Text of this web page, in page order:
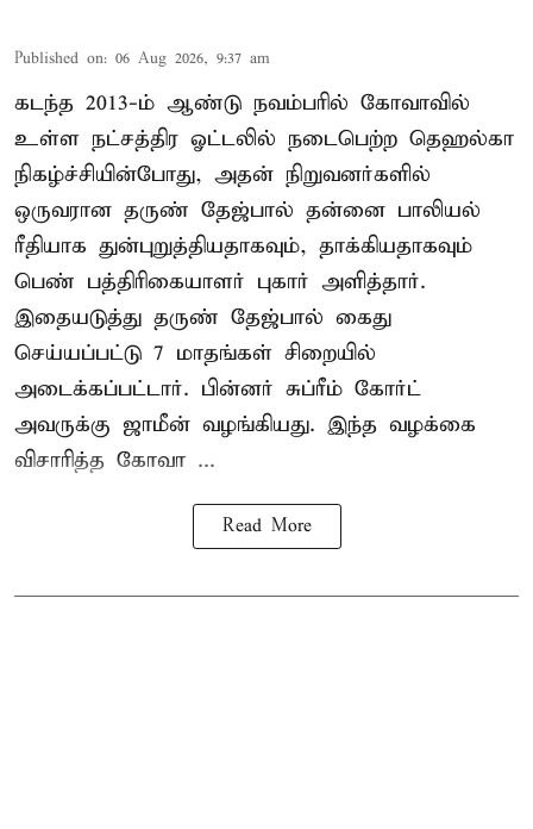
Published on: 06 Aug 2026, 9:37 am
கடந்த 2013-ம் ஆண்டு நவம்பரில் கோவாவில்
உள்ள நட்சத்திர ஓட்டலில் நடைபெற்ற தெஹல்கா
நிகழ்ச்சியின்போது, அதன் நிறுவனர்களில்
ஒருவரான தருண் தேஜ்பால் தன்னை பாலியல்
ரீதியாக துன்புறுத்தியதாகவும், தாக்கியதாகவும்
பெண் பத்திரிகையாளர் புகார் அளித்தார்.
இதையடுத்து தருண் தேஜ்பால் கைது
செய்யப்பட்டு 7 மாதங்கள் சிறையில்
அடைக்கப்பட்டார். பின்னர் சுப்ரீம் கோர்ட்
அவருக்கு ஜாமீன் வழங்கியது. இந்த வழக்கை
விசாரித்த கோவா ...
Read More